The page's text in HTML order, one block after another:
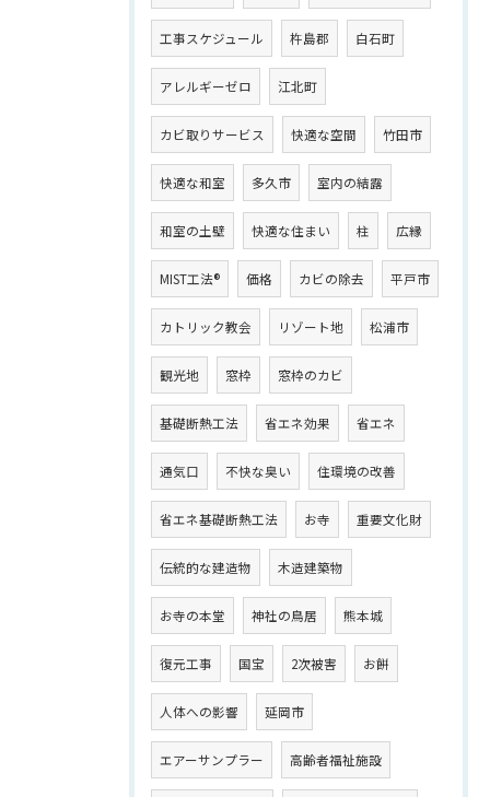
工事スケジュール 杵島郡 白石町
アレルギーゼロ 江北町
カビ取りサービス 快適な空間 竹田市
快適な和室 多久市 室内の結露
和室の土壁 快適な住まい 柱 広縁
MIST工法® 価格 カビの除去 平戸市
カトリック教会 リゾート地 松浦市
観光地 窓枠 窓枠のカビ
基礎断熱工法 省エネ効果 省エネ
通気口 不快な臭い 住環境の改善
省エネ基礎断熱工法 お寺 重要文化財
伝統的な建造物 木造建築物
お寺の本堂 神社の鳥居 熊本城
復元工事 国宝 2次被害 お餅
人体への影響 延岡市
エアーサンプラー 高齢者福祉施設